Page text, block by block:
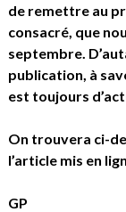
de remettre au
consacré, que
septembre.
publication, à
est toujours
On trouvera ci-
l’article mis en
GP